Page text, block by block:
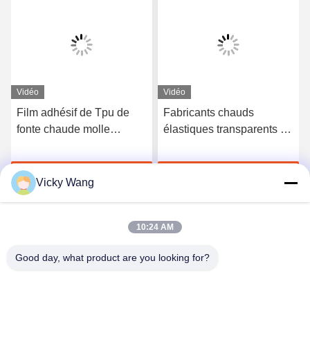
Vidéo
Film adhésif de Tpu de
fonte chaude molle
Tpu Polyutethane pour le
tissu Discuter Maintenant
Vidéo
Fabricants chauds
élastiques transparents de
polyuréthane TPU
Vicky Wang
10:24 AM
Good day, what product are you looking for?